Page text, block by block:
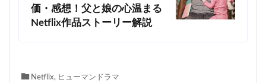
価・感想！父と娘の心温まる
Netflix作品ストーリー解説
Netflix, ヒューマンドラマ